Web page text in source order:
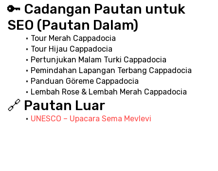
🔑 Cadangan Pautan untuk
SEO (Pautan Dalam)
Tour Merah Cappadocia
Tour Hijau Cappadocia
Pertunjukan Malam Turki Cappadocia
Pemindahan Lapangan Terbang Cappadocia
Panduan Göreme Cappadocia
Lembah Rose & Lembah Merah Cappadocia
🔗 Pautan Luar
UNESCO – Upacara Sema Mevlevi